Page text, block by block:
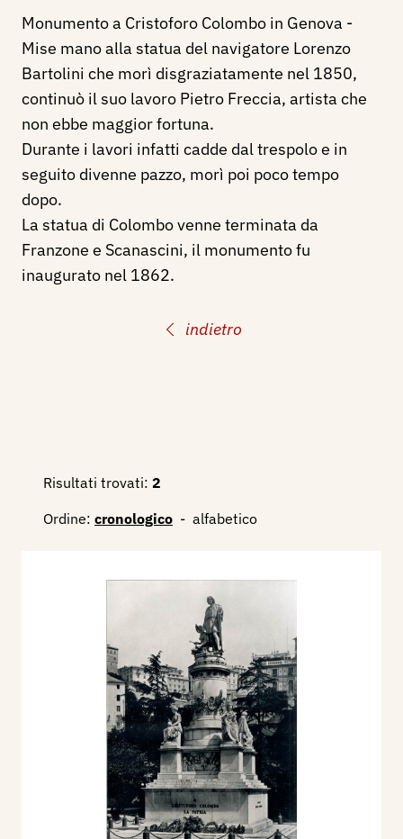
indietro
Monumento a Cristoforo Colombo in Genova -
Mise mano alla statua del navigatore Lorenzo
Bartolini che morì disgraziatamente nel 1850,
continuò il suo lavoro Pietro Freccia, artista che
non ebbe maggior fortuna.
Durante i lavori infatti cadde dal trespolo e in
seguito divenne pazzo, morì poi poco tempo
dopo.
La statua di Colombo venne terminata da
Franzone e Scanascini, il monumento fu
inaugurato nel 1862.
Risultati trovati: 2
Ordine: cronologico - alfabetico